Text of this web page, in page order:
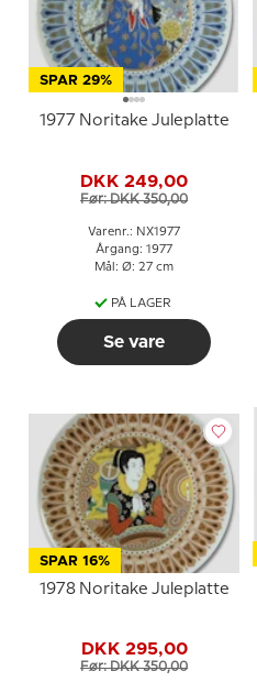
SPAR 29%
1977 Noritake Juleplatte
DKK 249,00
Før: DKK 350,00
Varenr.: NX1977
Årgang: 1977
Mål: Ø: 27 cm
PÅ LAGER
Se vare
SPAR 16%
1978 Noritake Juleplatte
DKK 295,00
Før: DKK 350,00